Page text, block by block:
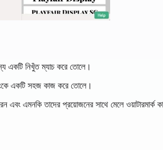
একটি নিখুঁত ম্যাচ করে তোলে।
একটি সহজ কাজ করে তোলে।
এবং এমনকি তাদের প্রয়োজনের সাথে মেলে ওয়াটারমার্ক